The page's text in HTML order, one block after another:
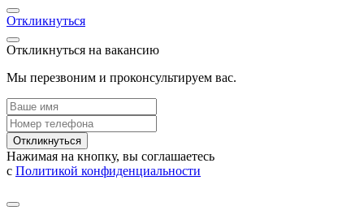
Откликнуться
Откликнуться на вакансию
Мы перезвоним и проконсультируем вас.
Откликнуться
Нажимая на кнопку, вы соглашаетесь
с Политикой конфиденциальности